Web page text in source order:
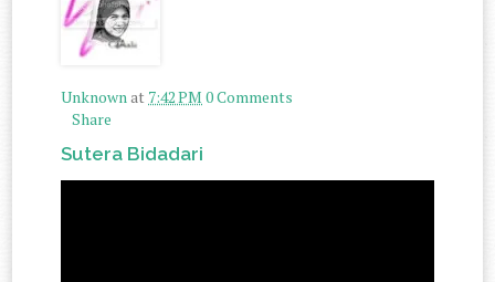
Unknownat 7:42 PM 0 Comments
Share
Sutera Bidadari